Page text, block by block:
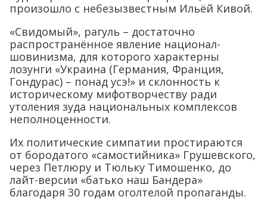
произошло с небезызвестным Ильёй Кивой.
«Свидомый», рагуль – достаточно
распространённое явление национал-
шовинизма, для которого характерны
лозунги «Украина (Германия, Франция,
Гондурас) – понад усэ!» и склонность к
историческому мифотворчеству ради
утоления зуда национальных комплексов
неполноценности.
Их политические симпатии простираются
от бородатого «самостийника» Грушевского,
через Петлюру и Тюльку Тимошенко, до
лайт-версии «батько наш Бандера»
благодаря 30 годам оголтелой пропаганды.